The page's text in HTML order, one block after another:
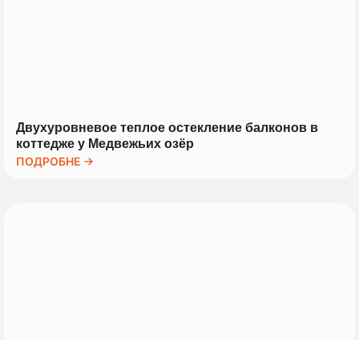
Двухуровневое теплое остекление балконов в
коттедже у Медвежьих озёр
ПОДРОБНЕ →